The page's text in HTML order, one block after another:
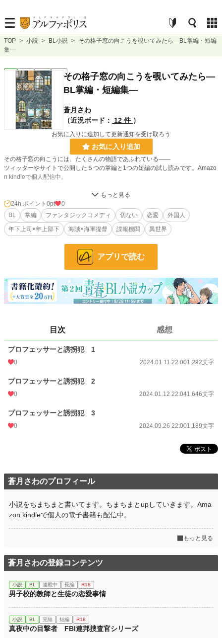
TOP > 小説 > BL小説 > その格子窓の向こうを覗いてみたら―BL掌編・短編
集―
完結 短編
その格子窓の向こうを覗いてみたら―
BL掌編・短編集―
蒼月さわ
（近況ボード：
12 件 ）
お気に入りに追加して更新通知を受け取ろう
お気に入り追加
その格子窓の向こうには、たくさんの物語であふれている――
ツィッターやサイトで公開した５つの掌編と1つの短編の試し読みです。Amazo
n kindleで個人配信中。
「これから、私と一緒に暮らして頂きます。ああ勿論、貴方に選択する権利はあ
りません。申し訳ありませんが、素直に従って下さい、プロフェッサー・バート
ン」
スフィンクスを愛している変人として名高いイギリス人教授を、変人好きの変人
【俺の不実なアルビオンへ】
その革命もいつ起きるかわからない。俺は馬鹿のようにベッドの中で指を加えて
待つだけ。まさに偉大で退屈なブリティッシュライフだった。俺は馬鹿で快楽的
なアメリカンライフに戻りたい」
イタリア、セリエAにおけるサッカーの試合が終わったある日のクラブのロッカ
――俺は荒い息をつきながら、その男らしく整った風貌の男を見上げた。こいつ
の悪いところは、平気で人の気持ちを台無しにするところだ。前に寝ていた相手
猫かぶりな年下上司×冴えない平社員の年上部下のリーマンもの。
【不実なアルビオンの鬱屈】
ビリーに手酷く振られたマーカスが旧友のリチャードとパブで飲むお話。「俺の
【陽気な海賊は誓う、生まれ変わったお前はもう一度俺と恋をすると】
「俺の人生に、そんなつまらないシチュエーションはいらない。お前が負けた
ら、俺とセックスしよう」
ル・ネルソン号が追いかけるが、海賊団の船長はとんてもない男だった……陽気
で男前な海賊団船長×職務熱心で融通の利かない海軍提督が織りなす現代世界を
BL 31,392 位 / 31,392 件
お気に入り 3
24h.ポイント 0 pt
文字数 4,127
更新日時 2024.09.26 22:00
24h.ポイント 0pt
0
BL
掌編 ファンタジックコメディ 切ない 恋愛
外国人
年下上司×年上部下
海賊×海軍提督 諜報機関 異世界
アプリで読む
目次 感想
プロフェッサーと誘拐犯 1
0 2024.01.11 22:001,292文字
プロフェッサーと誘拐犯 2
0 2024.01.12 22:041,646文字
プロフェッサーと誘拐犯 3
0 2024.09.26 22:001,189文字
蒼月さわのプロフィール
小説をちまちまと書いてます。ちまちまとupしていきます。Ama
zon kindleで個人の電子書籍も配信中。
もっと見る
蒼月さわの登録コンテンツ
小説 BL 連載中 長編 R18
男子校的教師と生徒の恋愛事情
小説 BL 完結 短編 R18
真夜中の目撃者 FBI連邦捜査官シリーズ